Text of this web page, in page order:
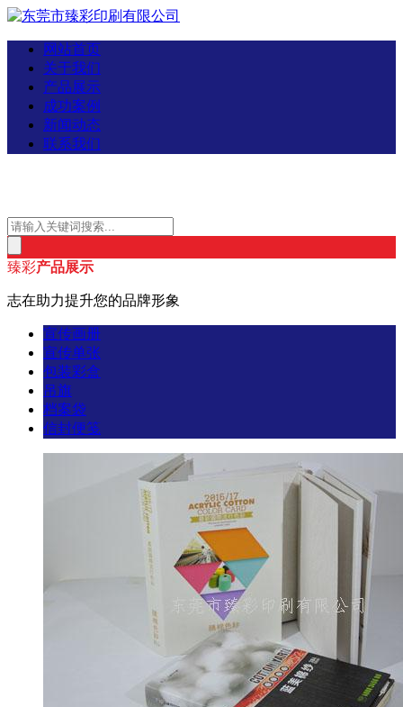
网站首页
关于我们
产品展示
成功案例
新闻动态
联系我们
臻彩产品展示
志在助力提升您的品牌形象
宣传画册
宣传单张
包装彩盒
吊旗
档案袋
信封便笺